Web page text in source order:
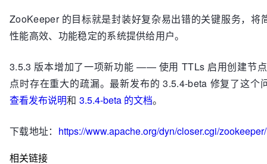
ZooKeeper 的目标就是封装好复杂易出错的关键服务，将
性能高效、功能稳定的系统提供给用户。
3.5.3 版本增加了一项新功能 —— 使用 TTLs 启用创建节
点时存在重大的疏漏。最新发布的 3.5.4-beta 修复了这个
查看发布说明和 3.5.4-beta 的文档。
下载地址： https://www.apache.org/dyn/closer.cgi/zookeeper/
相关链接